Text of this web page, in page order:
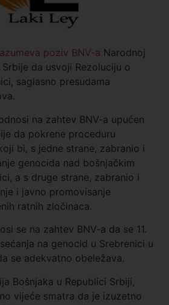
poziv BNV-a Narodnoj
da usvoji Rezoluciju o
saglasno presudama
na zahtev BNV-a upućen
da pokrene proceduru
bi, s jedne strane, zabranio i
genocida nad bošnjačkim
a s druge strane, zabranio i
i javno promovisanje
ratnih zločinaca.
se na zahtev BNV-a da se 11.
na genocid u Srebrenici u
se adekvatno obeležava.
Bošnjaka u Republici Srbiji,
vijeće smatra da je izuzetno